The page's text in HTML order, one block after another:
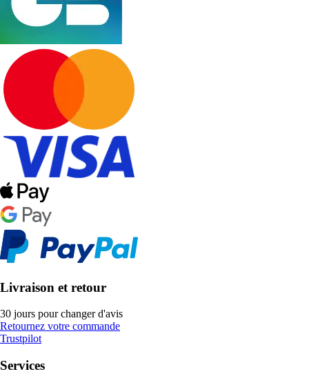
Livraison et retour
30 jours pour changer d'avis
Retournez votre commande
Trustpilot
Services